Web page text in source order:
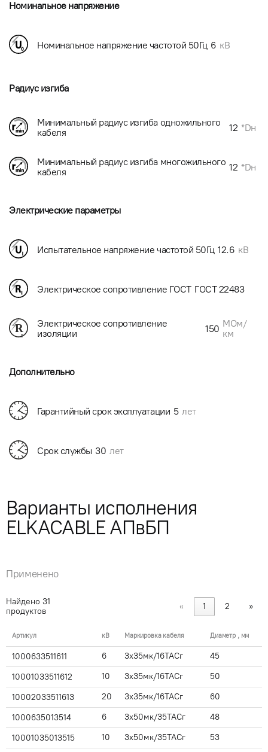
Номинальное напряжение
Номинальное напряжение частотой 50Гц 6 кВ
Радиус изгиба
Минимальный радиус изгиба одножильного
кабеля
12 *Dн
Минимальный радиус изгиба многожильного
кабеля
12 *Dн
Электрические параметры
Испытательное напряжение частотой 50Гц 12.6 кВ
Электрическое сопротивление ГОСТ ГОСТ 22483
Электрическое сопротивление
изоляции
150 МОм/
км
Дополнительно
Гарантийный срок эксплуатации 5 лет
Срок службы 30 лет
Варианты исполнения
ELKACABLE АПвБП
Применено
Найдено 31
продуктов
« 1 2 »
Артикул кВ Маркировка кабеля Диаметр , мм
1000633511611 6 3x35мк/16ТАСг 45
10001033511612 10 3x35мк/16ТАСг 50
10002033511613 20 3x35мк/16ТАСг 60
1000635013514 6 3x50мк/35ТАСг 48
10001035013515 10 3x50мк/35ТАСг 53